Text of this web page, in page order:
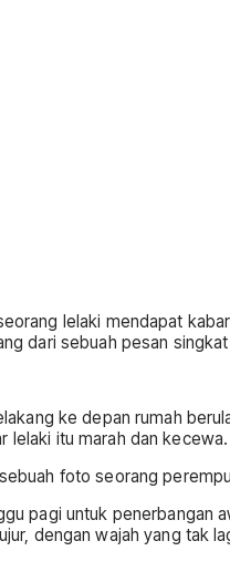
lelaki mendapat
dari sebuah pesan
ke depan rumah
lelaki itu marah dan kecewa.
foto seorang
pagi untuk
dengan wajah yang tak